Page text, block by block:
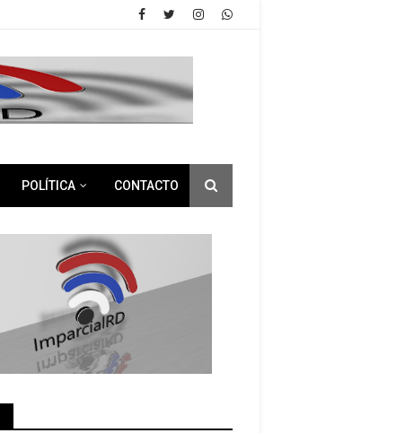
POLÍTICA CONTACTO